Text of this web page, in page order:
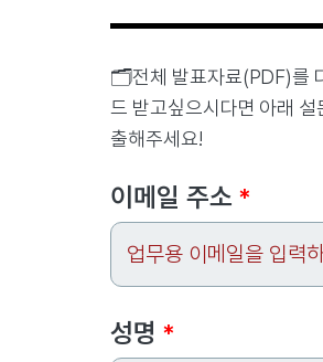
🗂️전체 발표자료(PDF)를
드 받고싶으시다면 아래 설
출해주세요!
Company
Name *
이메일 주소 *
성명 *